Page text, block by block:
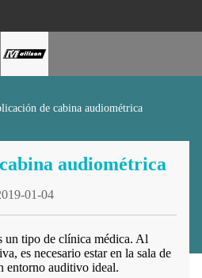
de cabina audiométrica
audiométrica
01-04
un tipo de clínica médica. Al
es necesario estar en la sala de
entorno auditivo ideal.